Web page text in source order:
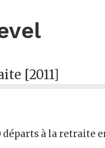
[2011]
départs à la retraite